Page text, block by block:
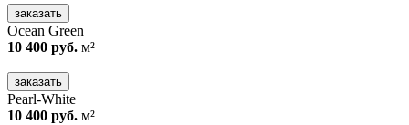
заказать
Ocean Green
10 400 руб. м²
заказать
Pearl-White
10 400 руб. м²